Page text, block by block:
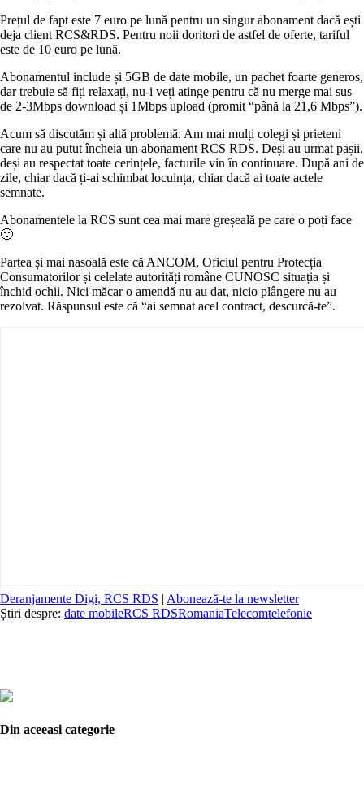
Prețul de fapt este 7 euro pe lună pentru un singur abonament dacă ești
deja client RCS&RDS. Pentru noii doritori de astfel de oferte, tariful
este de 10 euro pe lună.
Abonamentul include și 5GB de date mobile, un pachet foarte generos,
dar trebuie să fiți relaxați, nu-i veți atinge pentru că nu merge mai sus
de 2-3Mbps download și 1Mbps upload (promit “până la 21,6 Mbps”).
Acum să discutăm și altă problemă. Am mai mulți colegi și prieteni
care nu au putut încheia un abonament RCS RDS. Deși au urmat pașii,
deși au respectat toate cerințele, facturile vin în continuare. După ani de
zile, chiar dacă ți-ai schimbat locuința, chiar dacă ai toate actele
semnate.
Abonamentele la RCS sunt cea mai mare greșeală pe care o poți face
🙂
Partea și mai nasoală este că ANCOM, Oficiul pentru Protecția
Consumatorilor și celelate autorități române CUNOSC situația și
închid ochii. Nici măcar o amendă nu au dat, nicio plângere nu au
rezolvat. Răspunsul este că “ai semnat acel contract, descurcă-te”.
Deranjamente Digi, RCS RDS | Abonează-te la newsletter
Știri despre: date mobileRCS RDSRomaniaTelecomtelefonie
Din aceeasi categorie